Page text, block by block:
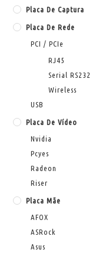
Placa De Captura
Placa De Rede
PCI / PCIe
RJ45
Serial RS232
Wireless
USB
Placa De Vídeo
Nvidia
Pcyes
Radeon
Riser
Placa Mãe
AFOX
ASRock
Asus